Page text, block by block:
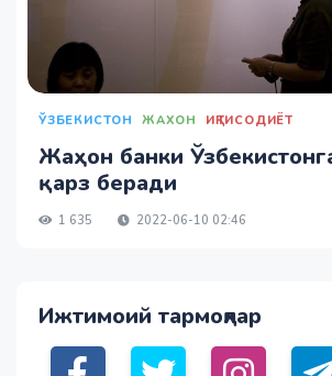
ЎЗБЕКИСТОН ЖАХОН ИҚТИСОДИЁТ
Жаҳон банки
қарз беради
1 635 2022-06-10 02:46
Ижтимоий тармоқлар